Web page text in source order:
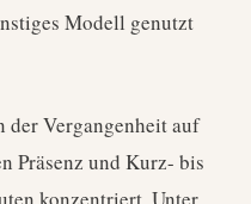
Modell genutzt
der Vergangenheit auf
Präsenz und Kurz- bis